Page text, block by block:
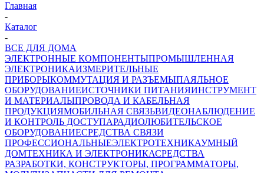
Главная
-
Каталог
-
ВСЕ ДЛЯ ДОМА
ЭЛЕКТРОННЫЕ КОМПОНЕНТЫПРОМЫШЛЕННАЯ
ЭЛЕКТРОНИКАИЗМЕРИТЕЛЬНЫЕ
ПРИБОРЫКОММУТАЦИЯ И РАЗЪЕМЫПАЯЛЬНОЕ
ОБОРУДОВАНИЕИСТОЧНИКИ ПИТАНИЯИНСТРУМЕНТ
И МАТЕРИАЛЫПРОВОДА И КАБЕЛЬНАЯ
ПРОДУКЦИЯМОБИЛЬНАЯ СВЯЗЬВИДЕОНАБЛЮДЕНИЕ
И КОНТРОЛЬ ДОСТУПАРАДИОЛЮБИТЕЛЬСКОЕ
ОБОРУДОВАНИЕСРЕДСТВА СВЯЗИ
ПРОФЕССИОНАЛЬНЫЕЭЛЕКТРОТЕХНИКАУМНЫЙ
ДОМТЕХНИКА И ЭЛЕКТРОНИКАСРЕДСТВА
РАЗРАБОТКИ, КОНСТРУКТОРЫ, ПРОГРАММАТОРЫ,